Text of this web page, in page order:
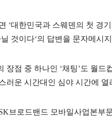
‘대한민국과 스웨덴의 첫 경
것이다‘의 답변을 문자메시
장점 중 하나인 ‘채팅’도 월드
러운 시간대인 심야 시간에 열
브로드밴드 모바일사업본부